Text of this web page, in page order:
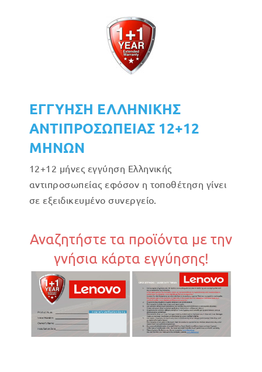
ΕΓΓΥΗΣΗ ΕΛΛΗΝΙΚΗΣ
ΑΝΤΙΠΡΟΣΩΠΕΙΑΣ 12+12
ΜΗΝΩΝ
12+12 μήνες εγγύηση Ελληνικής
αντιπροσωπείας εφόσον η τοποθέτηση γίνει
σε εξειδικευμένο συνεργείο.
Αναζητήστε τα προϊόντα με την
γνήσια κάρτα εγγύησης!